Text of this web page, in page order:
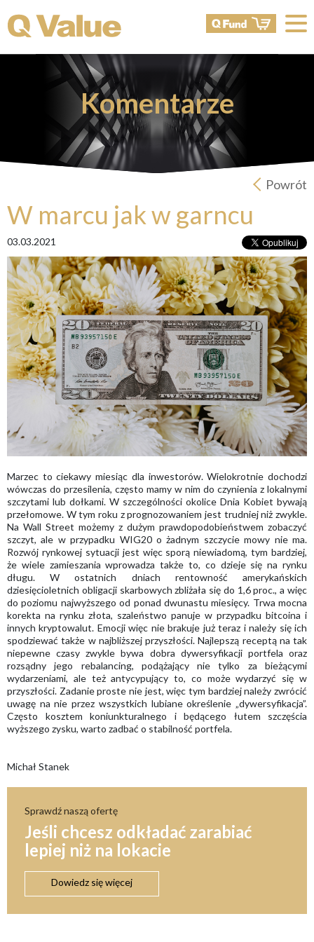
Komentarze
Powrót
W marcu jak w garncu
03.03.2021
Marzec to ciekawy miesiąc dla inwestorów. Wielokrotnie dochodzi
wówczas do przesilenia, często mamy w nim do czynienia z lokalnymi
szczytami lub dołkami. W szczególności okolice Dnia Kobiet bywają
przełomowe. W tym roku z prognozowaniem jest trudniej niż zwykle.
Na Wall Street możemy z dużym prawdopodobieństwem zobaczyć
szczyt, ale w przypadku WIG20 o żadnym szczycie mowy nie ma.
Rozwój rynkowej sytuacji jest więc sporą niewiadomą, tym bardziej,
że wiele zamieszania wprowadza także to, co dzieje się na rynku
długu. W ostatnich dniach rentowność amerykańskich
dziesięcioletnich obligacji skarbowych zbliżała się do 1,6 proc., a więc
do poziomu najwyższego od ponad dwunastu miesięcy. Trwa mocna
korekta na rynku złota, szaleństwo panuje w przypadku bitcoina i
innych kryptowalut. Emocji więc nie brakuje już teraz i należy się ich
spodziewać także w najbliższej przyszłości. Najlepszą receptą na tak
niepewne czasy zwykle bywa dobra dywersyfikacji portfela oraz
rozsądny jego rebalancing, podążający nie tylko za bieżącymi
wydarzeniami, ale też antycypujący to, co może wydarzyć się w
przyszłości. Zadanie proste nie jest, więc tym bardziej należy zwrócić
uwagę na nie przez wszystkich lubiane określenie „dywersyfikacja”.
Często kosztem koniunkturalnego i będącego łutem szczęścia
wyższego zysku, warto zadbać o stabilność portfela.
Michał Stanek
Sprawdź naszą ofertę
Jeśli chcesz odkładać zarabiać
lepiej niż na lokacie
Dowiedz się więcej